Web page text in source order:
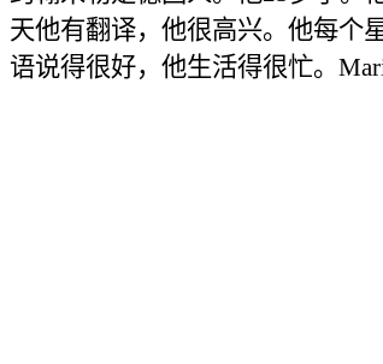
天他有翻译，他很高兴。他每个
语说得很好， 他生活得很忙。